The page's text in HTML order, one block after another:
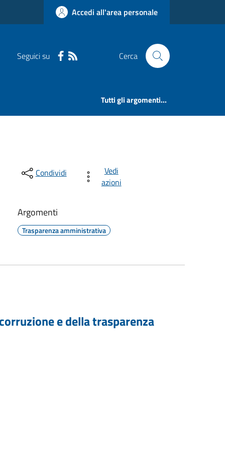
Accedi all'area personale
Seguici su Cerca
Tutti gli argomenti...
Condividi
Vedi
azioni
Argomenti
Trasparenza amministrativa
e della trasparenza